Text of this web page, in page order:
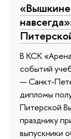
В КСК
событий
— Санкт-
дипломы
Питерской
празднику
выпускники